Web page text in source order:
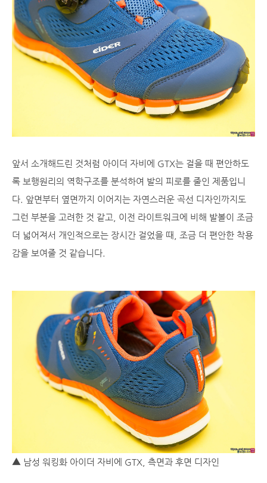
앞서 소개해드린 것처럼 아이더 자비에 GTX는 걸을 때 편안하도
록 보행원리의 역학구조를 분석하여 발의 피로를 줄인 제품입니
다. 앞면부터 옆면까지 이어지는 자연스러운 곡선 디자인까지도
그런 부분을 고려한 것 같고, 이전 라이트워크에 비해 발볼이 조금
더 넓어져서 개인적으로는 장시간 걸었을 때, 조금 더 편안한 착용
감을 보여줄 것 같습니다.
▲ 남성 워킹화 아이더 자비에 GTX, 측면과 후면 디자인